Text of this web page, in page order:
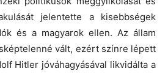
jelentette a kisebbségek
és a magyarok ellen. Az állam
vált, ezért színre lépett
Hitler jóváhagyásával likvidálta a